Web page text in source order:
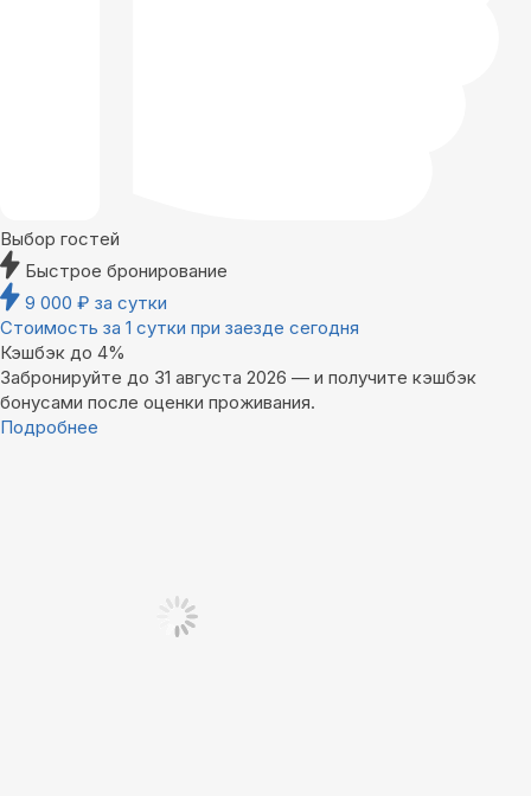
Выбор гостей
Быстрое бронирование
9 000 ₽ за сутки
Стоимость за 1 сутки при заезде сегодня
Кэшбэк до 4%
Забронируйте до 31 августа 2026 — и получите кэшбэк
бонусами после оценки проживания.
Подробнее